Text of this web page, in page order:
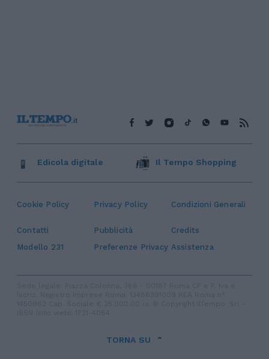
Cookie Policy Privacy Policy Condizioni Generali
Contatti Pubblicità
Credits
Modello 231
Preferenze Privacy Assistenza
Edicola digitale Il Tempo Shopping
TORNA SU